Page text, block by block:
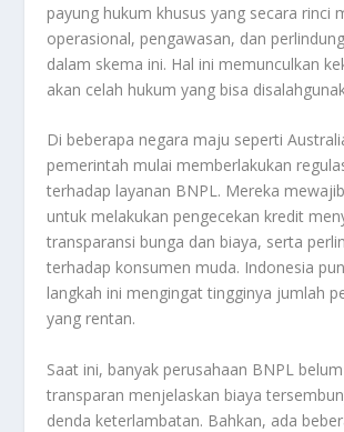
payung hukum khusus yang secara rinci
operasional, pengawasan, dan
dalam skema ini. Hal ini memunculkan
akan celah hukum yang bisa
Di beberapa negara maju seperti
pemerintah mulai memberlakukan
terhadap layanan BNPL. Mereka
untuk melakukan pengecekan kredit
transparansi bunga dan biaya, serta
terhadap konsumen muda. Indonesia
langkah ini mengingat tingginya jumlah
yang rentan.
Saat ini, banyak perusahaan BNPL
transparan menjelaskan biaya
denda keterlambatan. Bahkan, ada